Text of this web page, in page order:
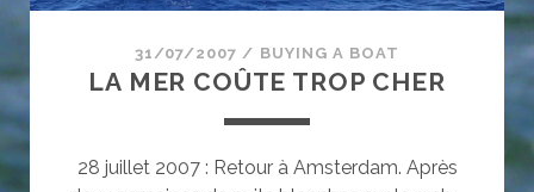
31/07/2007 / BUYING A BOAT
LA MER COÛTE TROP CHER
28 juillet 2007 : Retour à Amsterdam. Après